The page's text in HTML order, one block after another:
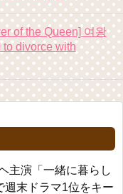
of the Queen] 여왕
to divorce with
主演「一緒に暮らし
週末ドラマ1位をキー